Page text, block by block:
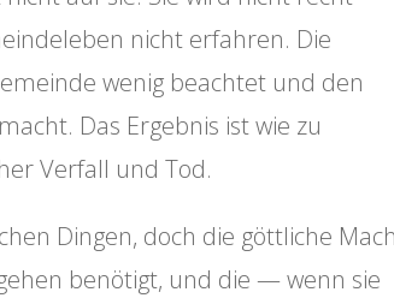
nicht erfahren. Die
wenig beachtet und den
Das Ergebnis ist wie zu
Verfall und Tod.
Dingen, doch die göttliche
benötigt, und die — wenn sie